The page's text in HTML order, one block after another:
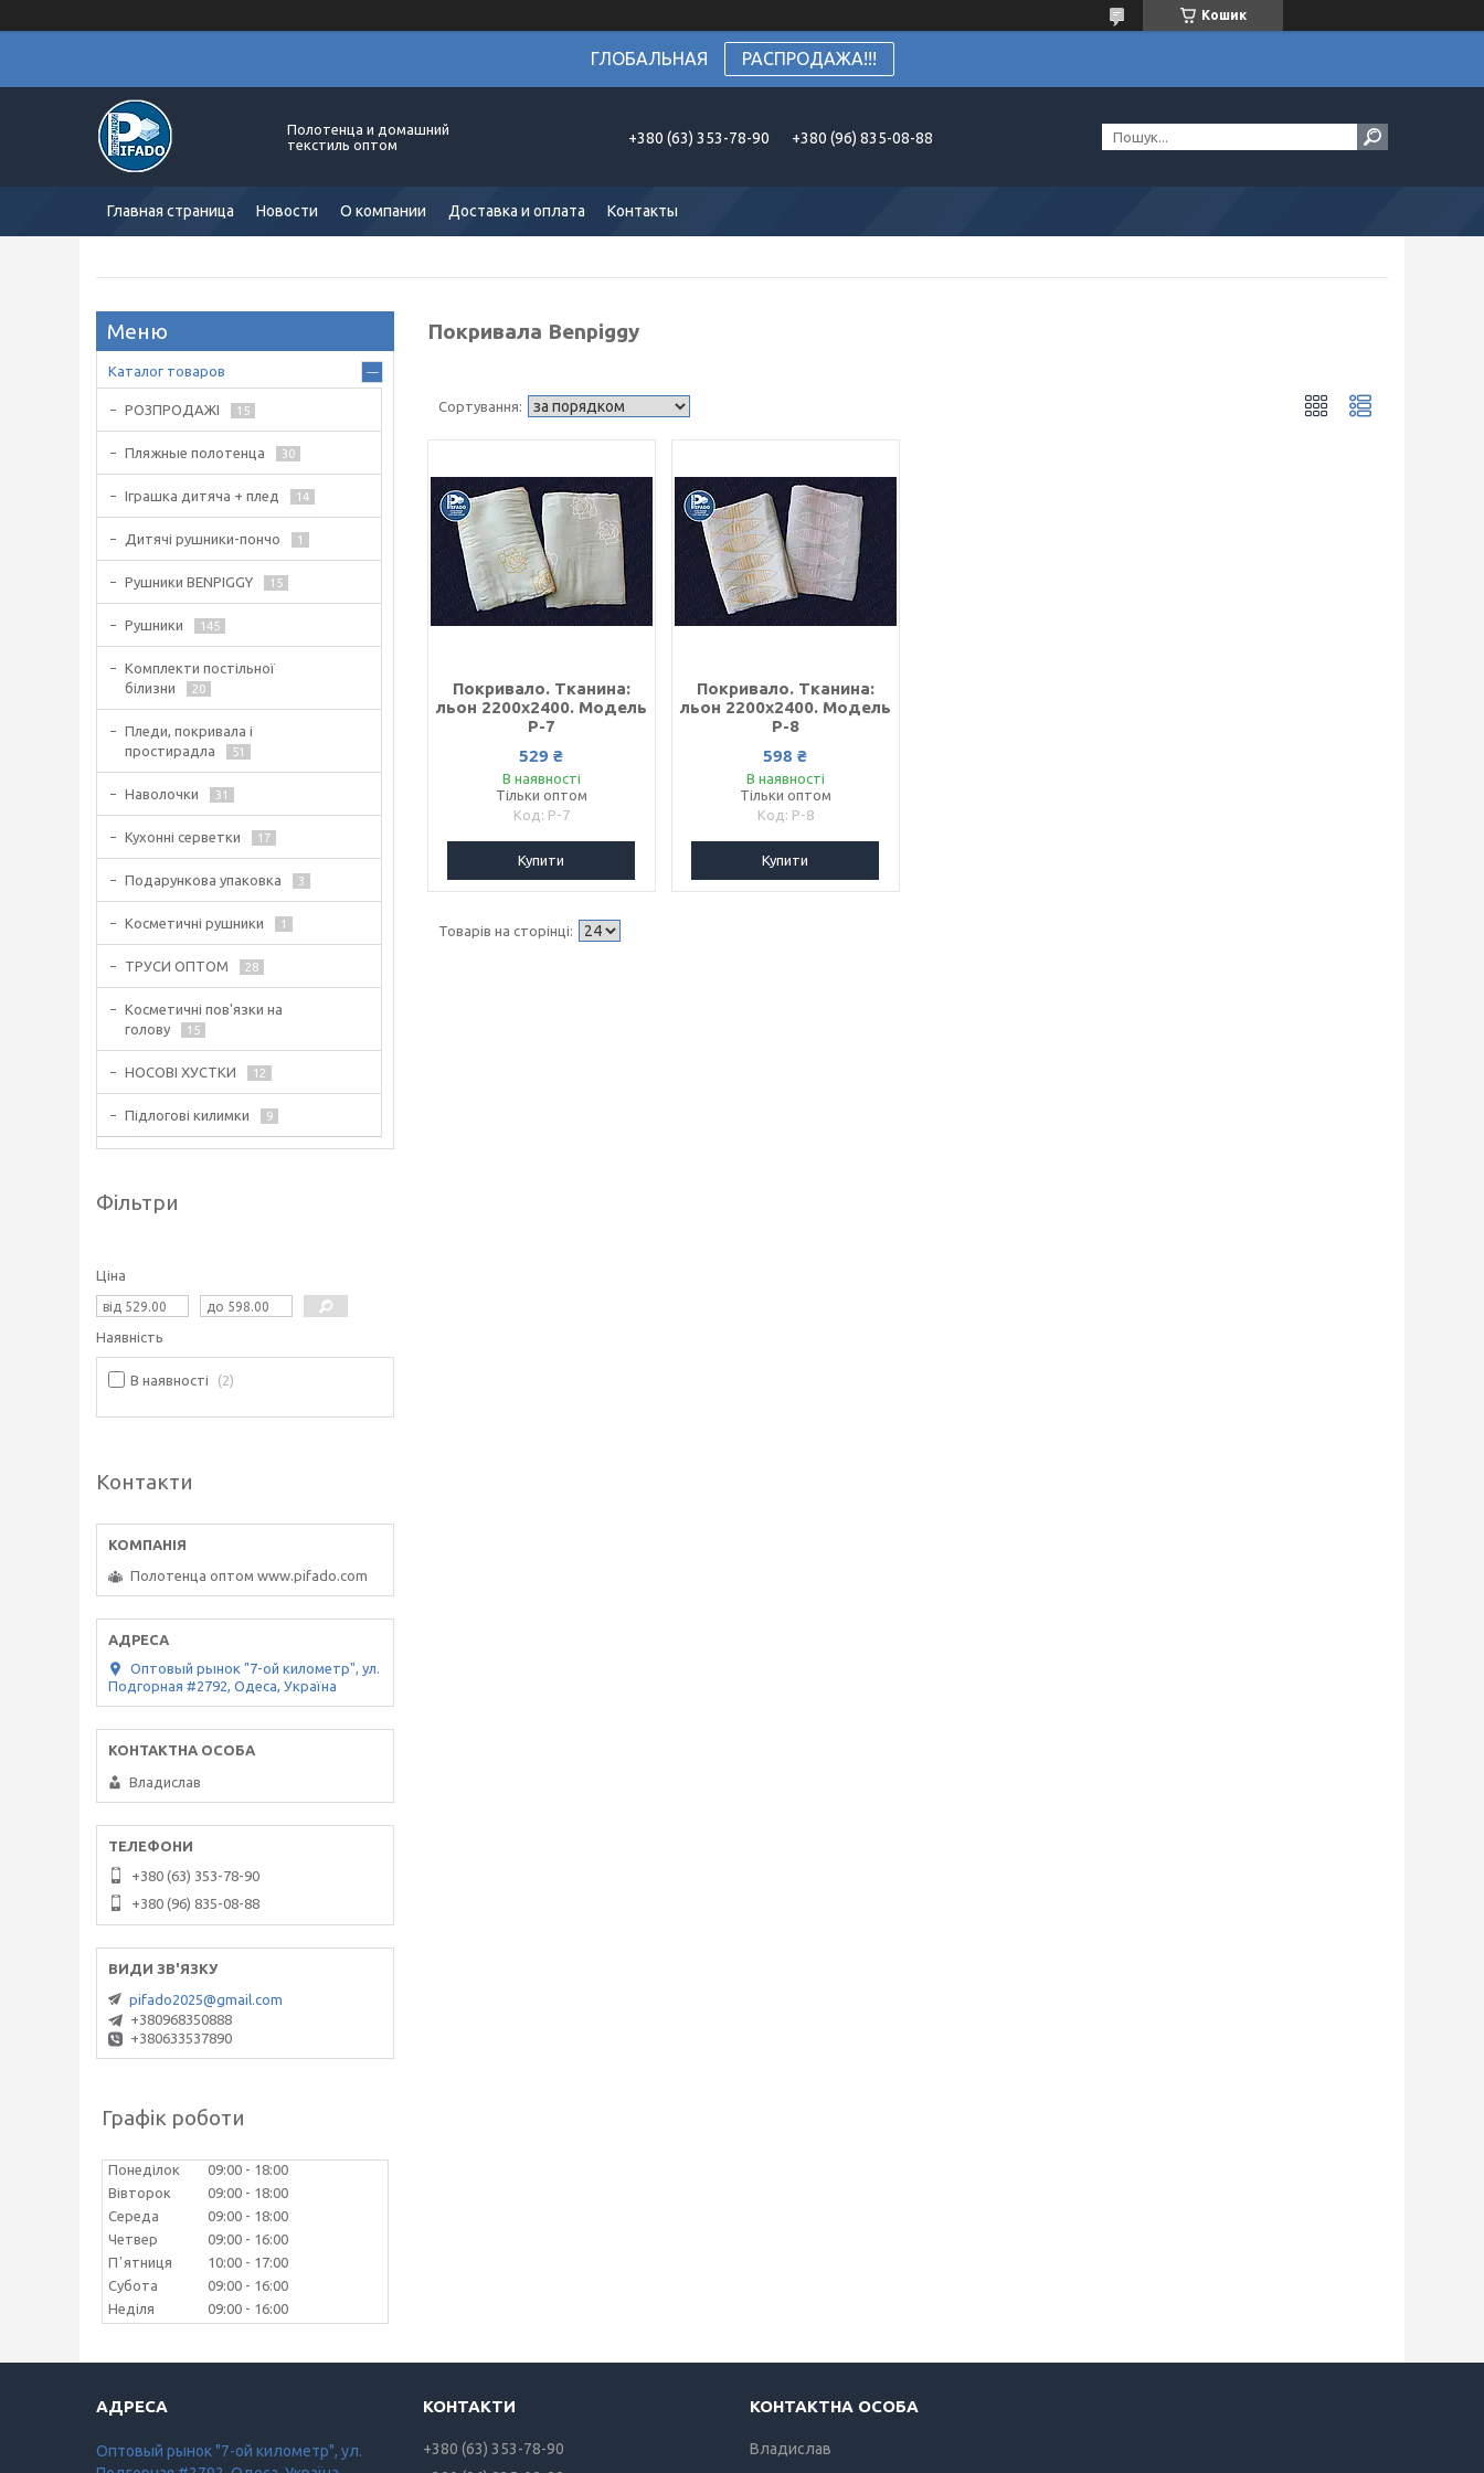
Кошик
ГЛОБАЛЬНАЯ РАСПРОДАЖА!!!
Полотенца и домашний
текстиль оптом
+380 (63) 353-78-90 +380 (96) 835-08-88
Главная страница Новости О компании Доставка и оплата Контакты
Покривала Benpiggy
Покривало. Тканина:
льон 2200х2400. Модель
P-7
529 ₴
В наявності
Тільки оптом
P-7
Купити
Покривало. Тканина:
льон 2200х2400. Модель
P-8
598 ₴
В наявності
Тільки оптом
P-8
Купити
Каталог товаров
РОЗПРОДАЖІ 15
Пляжные полотенца 30
Іграшка дитяча + плед 14
Дитячі рушники-пончо 1
Рушники BENPIGGY 15
Рушники 145
Комплекти постільної
білизни
20
Пледи, покривала і
простирадла
51
Наволочки 31
Кухонні серветки 17
Подарункова упаковка 3
Косметичні рушники 1
ТРУСИ ОПТОМ 28
Косметичні пов'язки на
голову
15
НОСОВІ ХУСТКИ 12
Підлогові килимки 9
Фільтри
Ціна
Наявність
В наявності 2
Контакти
Полотенца оптом www.pifado.com
Оптовый рынок "7-ой километр", ул.
Подгорная #2792, Одеса, Україна
Владислав
+380 (63) 353-78-90
+380 (96) 835-08-88
pifado2025@gmail.com
+380968350888
+380633537890
Графік роботи
Понеділок 09:00
18:00
Вівторок
09:00
18:00
Середа
09:00
18:00
Четвер
09:00
16:00
Пʼятниця
10:00
17:00
Субота
09:00
16:00
Неділя
09:00 16:00
Оптовый рынок "7-ой километр", ул.
+380 (63) 353-78-90
Владислав